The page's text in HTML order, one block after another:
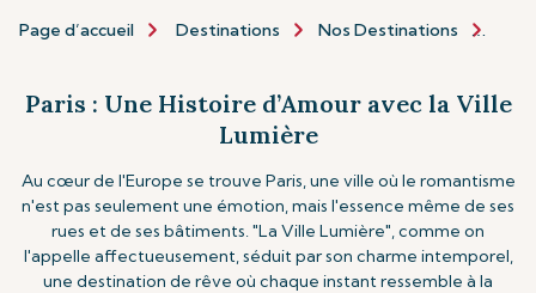
Page d’accueil Destinations Nos Destinations
Paris : Une Histoire d’Amour avec la Ville
Lumière
Au cœur de l'Europe se trouve Paris, une ville où le romantisme
n'est pas seulement une émotion, mais l'essence même de ses
rues et de ses bâtiments. "La Ville Lumière", comme on
l'appelle affectueusement, séduit par son charme intemporel,
une destination de rêve où chaque instant ressemble à la